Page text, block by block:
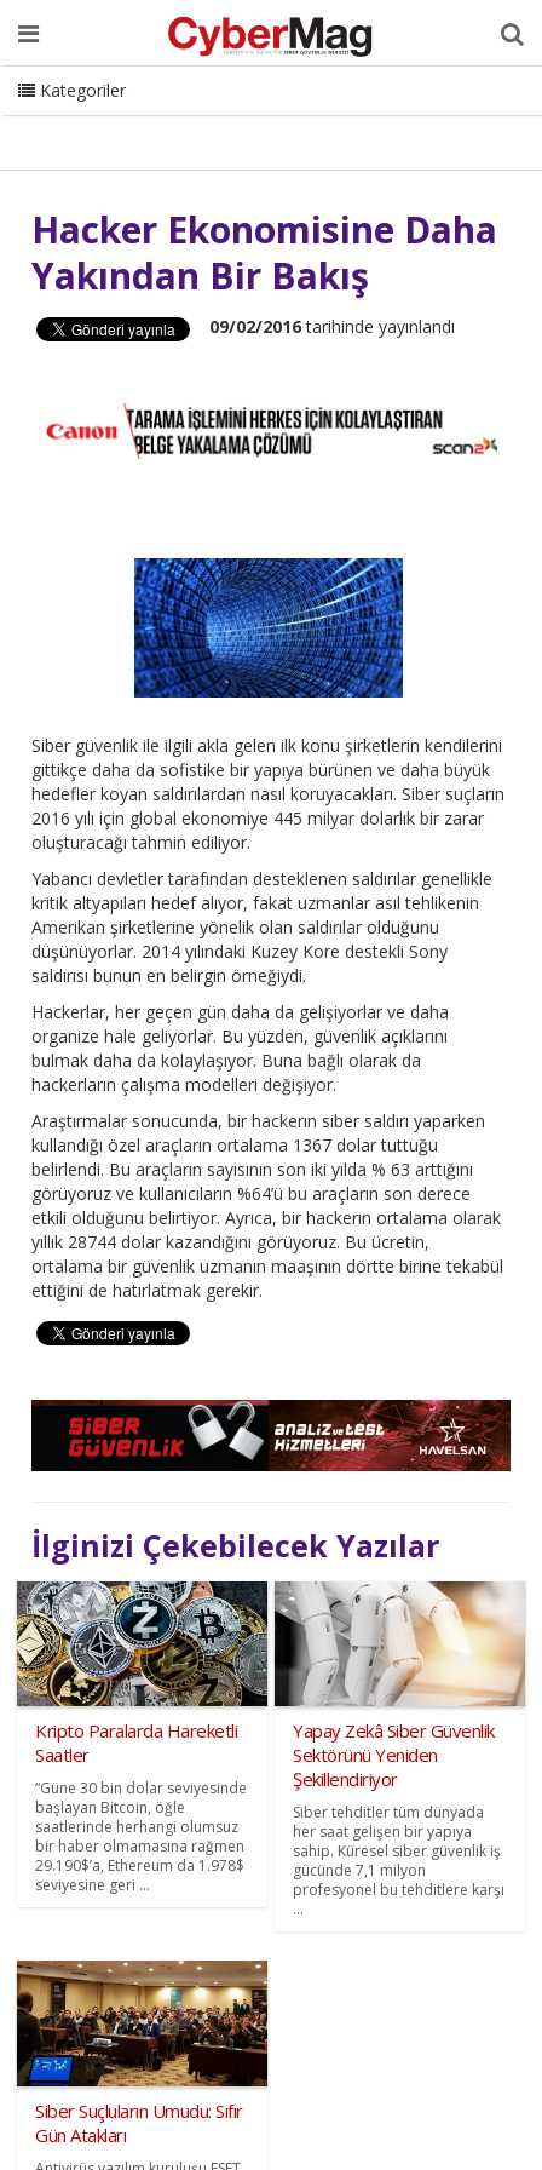
Ana Sayfa Hakkımızda Dergi Editörden
Danışmanlık
ISC Turkey Sizden Gelenler
İletişim
CyberMag Logo
Kategoriler
Hacker Ekonomisine Daha
Yakından Bir Bakış
09/02/2016tarihinde yayınlandı
Siber güvenlik ile ilgili akla gelen ilk konu şirketlerin kendilerini
gittikçe daha da sofistike bir yapıya bürünen ve daha büyük
hedefler koyan saldırılardan nasıl koruyacakları. Siber suçların
2016 yılı için global ekonomiye 445 milyar dolarlık bir zarar
oluşturacağı tahmin ediliyor.
Yabancı devletler tarafından desteklenen saldırılar genellikle
kritik altyapıları hedef alıyor, fakat uzmanlar asıl tehlikenin
Amerikan şirketlerine yönelik olan saldırılar olduğunu
düşünüyorlar. 2014 yılındaki Kuzey Kore destekli Sony
saldırısı bunun en belirgin örneğiydi.
Hackerlar, her geçen gün daha da gelişiyorlar ve daha
organize hale geliyorlar. Bu yüzden, güvenlik açıklarını
bulmak daha da kolaylaşıyor. Buna bağlı olarak da
hackerların çalışma modelleri değişiyor.
Araştırmalar sonucunda, bir hackerın siber saldırı yaparken
kullandığı özel araçların ortalama 1367 dolar tuttuğu
belirlendi. Bu araçların sayısının son iki yılda % 63 arttığını
görüyoruz ve kullanıcıların %64’ü bu araçların son derece
etkili olduğunu belirtiyor. Ayrıca, bir hackerın ortalama olarak
yıllık 28744 dolar kazandığını görüyoruz. Bu ücretin,
ortalama bir güvenlik uzmanın maaşının dörtte birine tekabül
ettiğini de hatırlatmak gerekir.
İlginizi Çekebilecek Yazılar
Kripto Paralarda Hareketli
Saatler
“Güne 30 bin dolar seviyesinde
başlayan Bitcoin, öğle
saatlerinde herhangi olumsuz
bir haber olmamasına rağmen
29.190$’a, Ethereum da 1.978$
seviyesine geri ...
Yapay Zekâ Siber Güvenlik
Sektörünü Yeniden
Şekillendiriyor
Siber tehditler tüm dünyada
her saat gelişen bir yapıya
sahip. Küresel siber güvenlik iş
gücünde 7,1 milyon
profesyonel bu tehditlere karşı
...
Siber Suçluların Umudu: Sıfır
Gün Atakları